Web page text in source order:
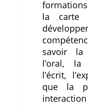
la carte
savoir la
l’oral, la
l’écrit,
que la